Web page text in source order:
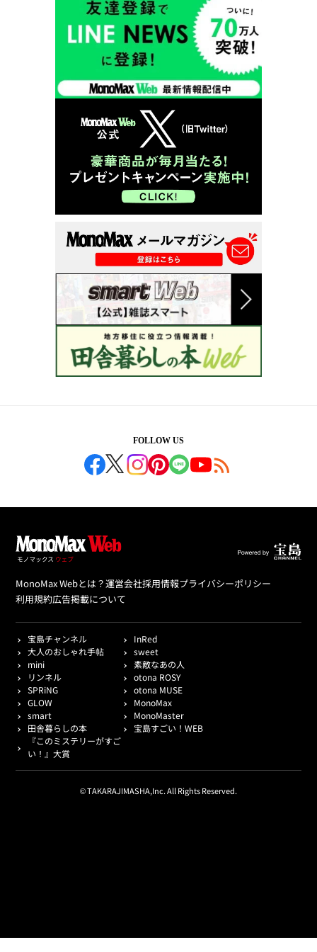
FOLLOW US
MonoMax Webとは？運営会社採用情報プライバシーポリシー
利用規約広告掲載について
宝島チャンネル
InRed
大人のおしゃれ手帖
sweet
mini
素敵なあの人
リンネル
otona ROSY
SPRiNG
otona MUSE
GLOW
MonoMax
smart
MonoMaster
田舎暮らしの本
宝島すごい！WEB
『このミステリーがすご
い！』大賞
© TAKARAJIMASHA,Inc. All Rights Reserved.